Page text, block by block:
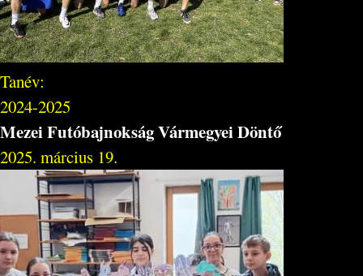
Tanév:
2024-2025
Mezei Futóbajnokság Vármegyei Döntő
2025. március 19.